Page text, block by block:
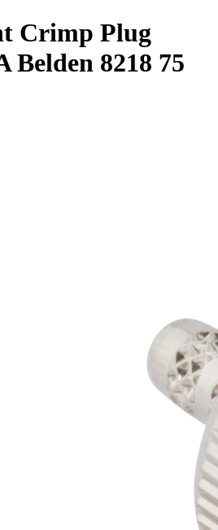
Crimp Plug
Belden 8218 75